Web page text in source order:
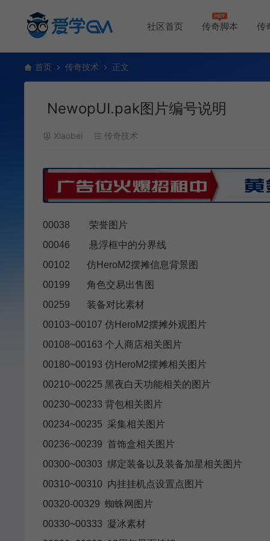
社区首页 传奇脚本 传
首页 传奇技术 正文
NewopUI.pak图片编号说明
Xiaobei 传奇技术
00038 荣誉图片
00046 悬浮框中的分界线
00102 仿HeroM2摆摊信息背景图
00199 角色交易出售图
00259 装备对比素材
00103~00107 仿HeroM2摆摊外观图片
00108~00163 个人商店相关图片
00180~00193 仿HeroM2摆摊相关图片
00210~00225 黑夜白天功能相关的图片
00230~00233 背包相关图片
00234~00235 采集相关图片
00236~00239 首饰盒相关图片
00300~00303 绑定装备以及装备加星相关图片
00310~00310 内挂挂机点设置点图片
00320-00329 蜘蛛网图片
00330~00333 凝冰素材